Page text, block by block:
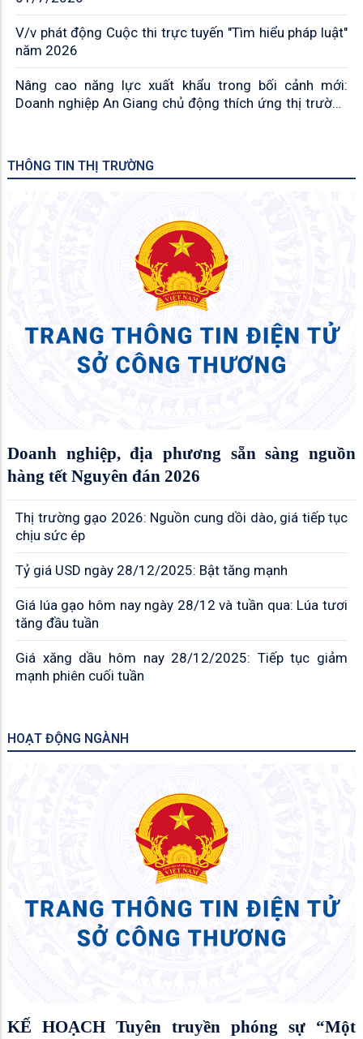
V/v phát động Cuộc thi trực tuyến "Tìm hiểu pháp luật"
năm 2026
Nâng cao năng lực xuất khẩu trong bối cảnh mới:
Doanh nghiệp An Giang chủ động thích ứng thị trường
THÔNG TIN THỊ TRƯỜNG
Doanh nghiệp, địa phương sẵn sàng nguồn
hàng tết Nguyên đán 2026
Thị trường gạo 2026: Nguồn cung dồi dào, giá tiếp tục
chịu sức ép
Tỷ giá USD ngày 28/12/2025: Bật tăng mạnh
Giá lúa gạo hôm nay ngày 28/12 và tuần qua: Lúa tươi
tăng đầu tuần
Giá xăng dầu hôm nay 28/12/2025: Tiếp tục giảm
mạnh phiên cuối tuần
HOẠT ĐỘNG NGÀNH
KẾ HOẠCH Tuyên truyền phóng sự “Một